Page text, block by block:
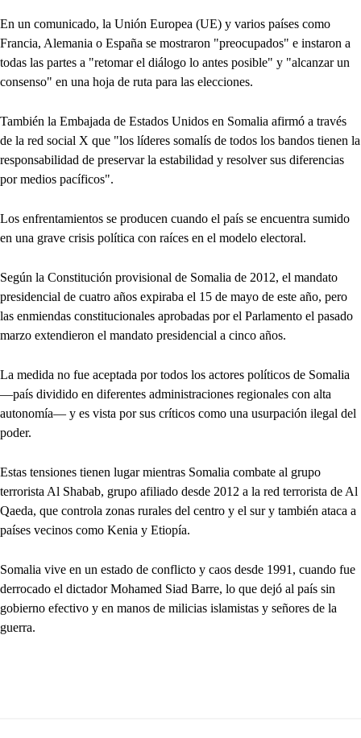
En un comunicado, la Unión Europea (UE) y varios países como
Francia, Alemania o España se mostraron "preocupados" e instaron a
todas las partes a "retomar el diálogo lo antes posible" y "alcanzar un
consenso" en una hoja de ruta para las elecciones.
También la Embajada de Estados Unidos en Somalia afirmó a través
de la red social X que "los líderes somalís de todos los bandos tienen la
responsabilidad de preservar la estabilidad y resolver sus diferencias
por medios pacíficos".
Los enfrentamientos se producen cuando el país se encuentra sumido
en una grave crisis política con raíces en el modelo electoral.
Según la Constitución provisional de Somalia de 2012, el mandato
presidencial de cuatro años expiraba el 15 de mayo de este año, pero
las enmiendas constitucionales aprobadas por el Parlamento el pasado
marzo extendieron el mandato presidencial a cinco años.
La medida no fue aceptada por todos los actores políticos de Somalia
—país dividido en diferentes administraciones regionales con alta
autonomía— y es vista por sus críticos como una usurpación ilegal del
poder.
Estas tensiones tienen lugar mientras Somalia combate al grupo
terrorista Al Shabab, grupo afiliado desde 2012 a la red terrorista de Al
Qaeda, que controla zonas rurales del centro y el sur y también ataca a
países vecinos como Kenia y Etiopía.
Somalia vive en un estado de conflicto y caos desde 1991, cuando fue
derrocado el dictador Mohamed Siad Barre, lo que dejó al país sin
gobierno efectivo y en manos de milicias islamistas y señores de la
guerra.